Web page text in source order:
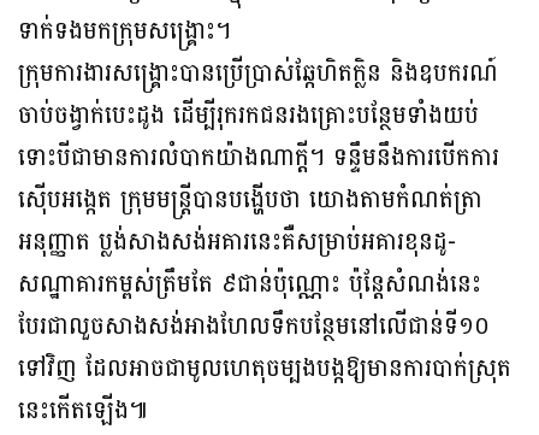
ទាក់ទងមកក្រុមសង្គ្រោះ។
ក្រុមការងារសង្គ្រោះបានប្រើប្រាស់ឆ្កែហិតក្លិន និងឧបករណ៍
ចាប់ចង្វាក់បេះដូង ដើម្បីរុករកជនរងគ្រោះបន្ថែមទាំងយប់
ទោះបីជាមានការលំបាកយ៉ាងណាក្តី។ ទន្ទឹមនឹងការបើកការ
ស៊ើបអង្កេត ក្រុមមន្ត្រីបានបង្ហើបថា យោងតាមកំណត់ត្រា
អនុញ្ញាត ប្លង់សាងសង់អគារនេះគឺសម្រាប់អគារខុនដូ-
សណ្ឋាគារកម្ពស់ត្រឹមតែ ៩ជាន់ប៉ុណ្ណោះ ប៉ុន្តែសំណង់នេះ
បែរជាលួចសាងសង់អាងហែលទឹកបន្ថែមនៅលើជាន់ទី១០
ទៅវិញ ដែលអាចជាមូលហេតុចម្បងបង្កឱ្យមានការបាក់ស្រុត
នេះកើតឡើង៕